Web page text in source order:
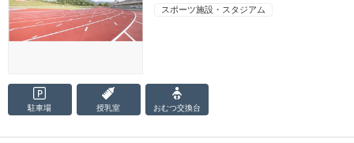
スポーツ施設・スタジアム
駐車場 授乳室 おむつ交換台